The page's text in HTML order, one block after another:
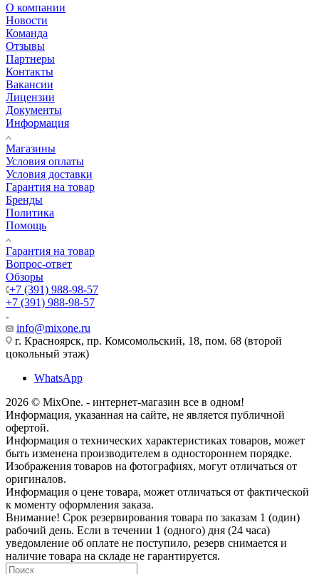
О компании
Новости
Команда
Отзывы
Партнеры
Контакты
Вакансии
Лицензии
Документы
Информация
Магазины
Условия оплаты
Условия доставки
Гарантия на товар
Бренды
Политика
Помощь
Гарантия на товар
Вопрос-ответ
Обзоры
+7 (391) 988-98-57
+7 (391) 988-98-57
info@mixone.ru
г. Красноярск, пр. Комсомольский, 18, пом. 68 (второй
цокольный этаж)
WhatsApp
2026 © MixOne. - интернет-магазин все в одном!
Информация, указанная на сайте, не является публичной
офертой.
Информация о технических характеристиках товаров, может
быть изменена производителем в одностороннем порядке.
Изображения товаров на фотографиях, могут отличаться от
оригиналов.
Информация о цене товара, может отличаться от фактической
к моменту оформления заказа.
Внимание! Срок резервирования товара по заказам 1 (один)
рабочий день. Если в течении 1 (одного) дня (24 часа)
уведомление об оплате не поступило, резерв снимается и
наличие товара на складе не гарантируется.